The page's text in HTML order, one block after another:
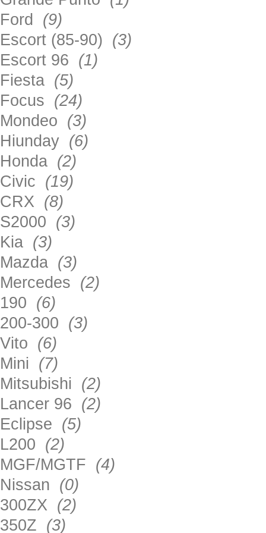
Ford (9)
Escort (85-90) (3)
Escort 96 (1)
Fiesta (5)
Focus (24)
Mondeo (3)
Hiunday (6)
Honda (2)
Civic (19)
CRX (8)
S2000 (3)
Kia (3)
Mazda (3)
Mercedes (2)
190 (6)
200-300 (3)
Vito (6)
Mini (7)
Mitsubishi (2)
Lancer 96 (2)
Eclipse (5)
L200 (2)
MGF/MGTF (4)
Nissan (0)
300ZX (2)
350Z (3)